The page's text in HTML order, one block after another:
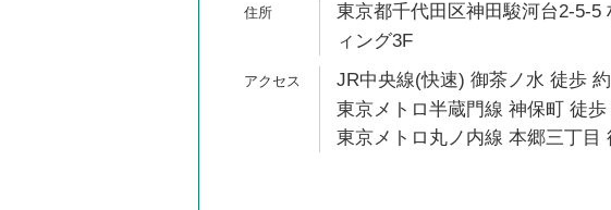
東京都千代田区神田駿河台2-5-5
ィング3F
JR中央線(快速) 御茶ノ水 徒歩
東京メトロ半蔵門線 神保町 徒歩
東京メトロ丸ノ内線 本郷三丁目